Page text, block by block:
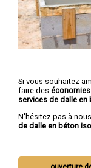
Si vous souhaitez
faire des
services de dalle en
N'hésitez pas à
de dalle en béton